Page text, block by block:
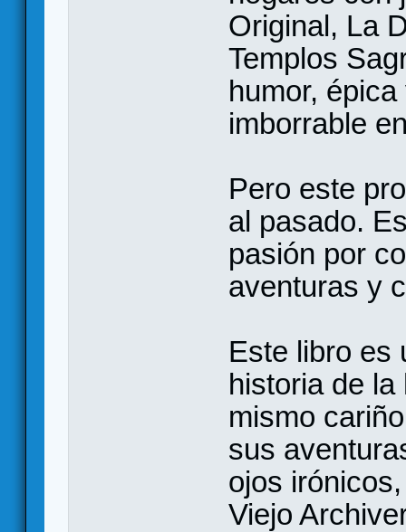
Original, La
Templos
humor,
imborrable
Pero este
al pasado.
pasión por
aventuras y
Este libro es
historia de
mismo
sus
ojos
Viejo